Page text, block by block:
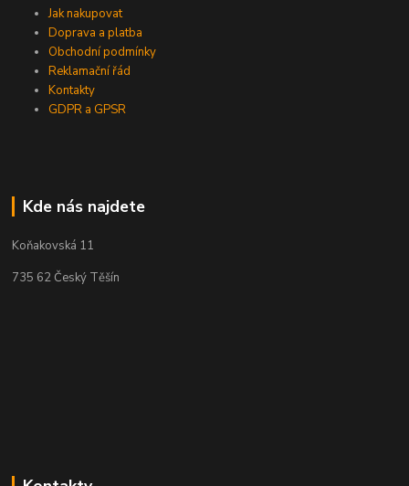
Jak nakupovat
Doprava a platba
Obchodní podmínky
Reklamační řád
Kontakty
GDPR a GPSR
Kde nás najdete
Koňakovská 11
735 62 Český Těšín